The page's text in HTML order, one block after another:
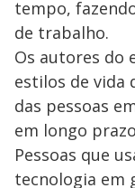
tempo,
de trabalho.
Os autores do
estilos de vida
das pessoas
em longo
Pessoas que
tecnologia em